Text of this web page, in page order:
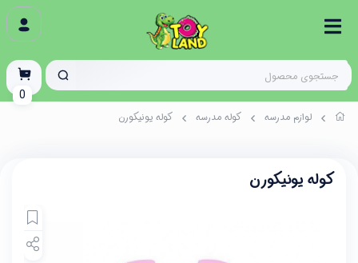
لوازم مدرسه کوله مدرسه کوله یونیکورن
کوله یونیکورن
0